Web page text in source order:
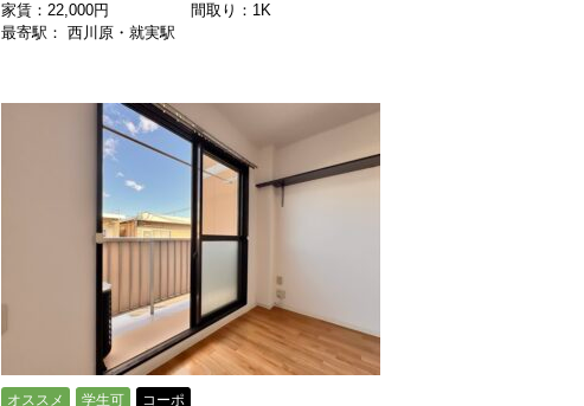
家賃： 22,000円
間取り：1K
最寄駅： 西川原・就実駅
オススメ 学生可 コーポ